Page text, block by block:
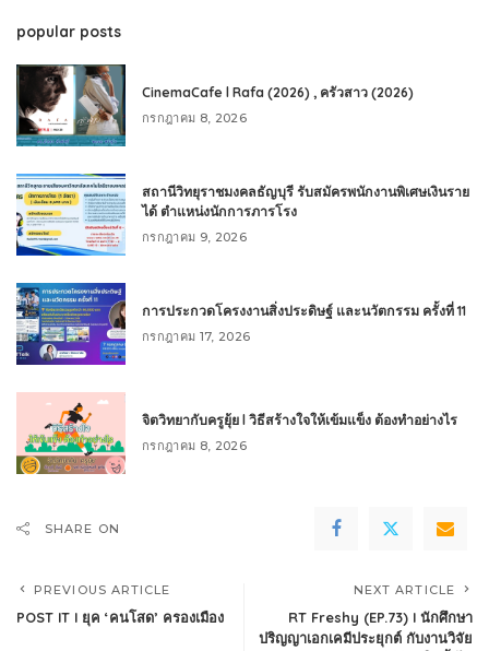
popular posts
CinemaCafe l Rafa (2026) , ครัวสาว (2026)
กรกฎาคม 8, 2026
สถานีวิทยุราชมงคลธัญบุรี รับสมัครพนักงานพิเศษเงินราย
ได้ ตำแหน่งนักการภารโรง
กรกฎาคม 9, 2026
การประกวดโครงงานสิ่งประดิษฐ์ และนวัตกรรม ครั้งที่ 11
กรกฎาคม 17, 2026
จิตวิทยากับครูยุ้ย l วิธีสร้างใจให้เข้มแข็ง ต้องทำอย่างไร
กรกฎาคม 8, 2026
SHARE ON
PREVIOUS ARTICLE
POST IT I ยุค ‘คนโสด’ ครองเมือง
NEXT ARTICLE
RT Freshy (EP.73) I นักศึกษา
ปริญญาเอกเคมีประยุกต์ กับงานวิจัย